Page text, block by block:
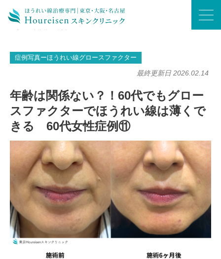
年齢は関係ない？！60代でもグロースファクターでほうれい線は薄くでき
症例写真ーほうれい線グロースファクター
最終更新日 2026.02.14
年齢は関係ない？！60代でもグロー
スファクターでほうれい線は薄くで
きる 60代女性症例⑪